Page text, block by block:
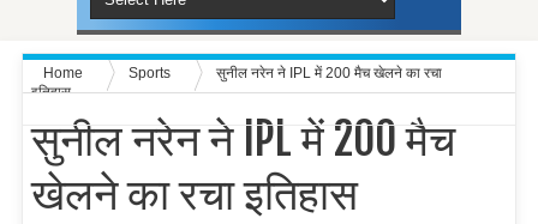
Home Sports
सुनील नरेन ने IPL में 200 मैच खेलने का रचा
इतिहास
सुनील नरेन ने IPL में 200 मैच
खेलने का रचा इतिहास